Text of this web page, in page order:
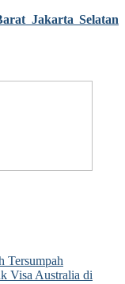
Tersumpah
Visa Australia di